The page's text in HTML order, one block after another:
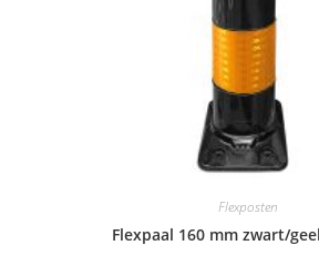
Flexposten
Flexpaal 160 mm zwart/